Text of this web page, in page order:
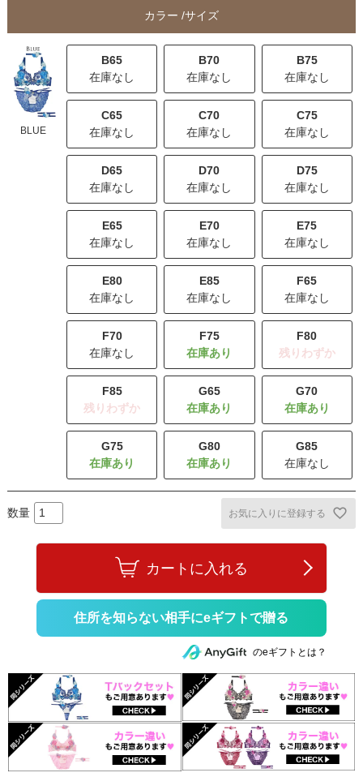
カラー サイズ
BLUE
B65
在庫なし
B70
在庫なし
B75
在庫なし
C65
在庫なし
C70
在庫なし
C75
在庫なし
D65
在庫なし
D70
在庫なし
D75
在庫なし
E65
在庫なし
E70
在庫なし
E75
在庫なし
E80
在庫なし
E85
在庫なし
F65
在庫なし
F70
在庫なし
F75
F80
残りわずか
F85
残りわずか
G65 G70
G75 G80
G85
在庫なし
お気に入りに登録する
カートに入れる
住所を知らない相手にeギフトで贈る
のeギフトとは？